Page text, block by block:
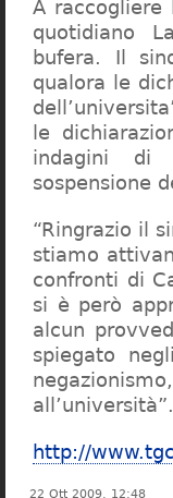
A raccogliere
quotidiano
bufera. Il
qualora le
le
indagini di
sospensione
“Ringrazio il
stiamo
confronti di
si è però
alcun
spiegato
all’università”.
http://
22 Ott 2009, 12:48